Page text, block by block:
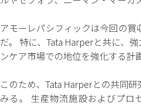
アモーレパシフィックは今回の
だ。 特に、Tata Harperと共に、
ンケア市場での地位を強化する計
このため、Tata Harperとの共同
みる。 生産物流施設およびプロ